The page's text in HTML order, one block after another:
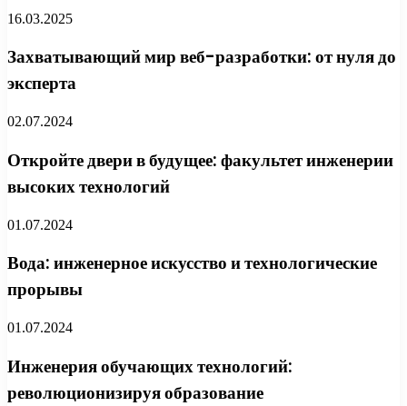
16.03.2025
Захватывающий мир веб-разработки: от нуля до
эксперта
02.07.2024
Откройте двери в будущее: факультет инженерии
высоких технологий
01.07.2024
Вода: инженерное искусство и технологические
прорывы
01.07.2024
Инженерия обучающих технологий:
революционизируя образование